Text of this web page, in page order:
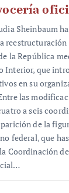
Sheinbaum ha
reestructuración
la República
Interior, que
en su
las
a seis
de la
federal, que
Coordinación de